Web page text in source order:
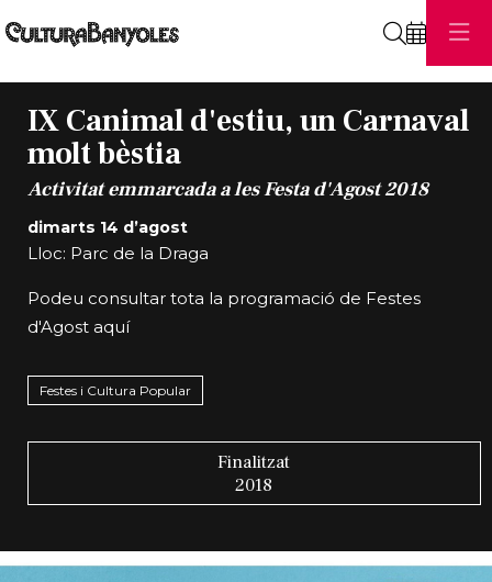
IX Canimal d'estiu, un Carnaval
molt bèstia
Activitat emmarcada a les Festa d'Agost 2018
dimarts 14 d’agost
Lloc: Parc de la Draga
Podeu consultar tota la programació de Festes
d'Agost aquí
Festes i Cultura Popular
Finalitzat
2018